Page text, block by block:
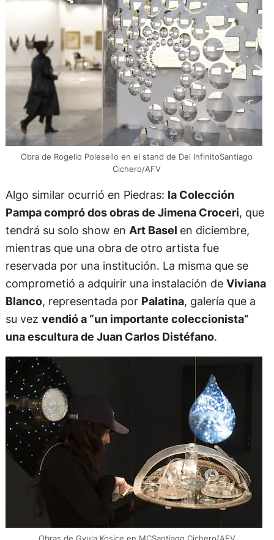
Obra de Rogelio Polesello en el stand de Del InfinitoSantiago
Cichero/AFV
Algo similar ocurrió en Piedras: la Colección
Pampa compró dos obras de Jimena Croceri, que
tendrá su solo show en Art Basel en diciembre,
mientras que una obra de otro artista fue
reservada por una institución. La misma que se
comprometió a adquirir una instalación de Viviana
Blanco, representada por Palatina, galería que a
su vez vendió a “un importante coleccionista”
una escultura de Juan Carlos Distéfano.
Obras de Gyula Kosice en MCSantiago Cichero/AFV